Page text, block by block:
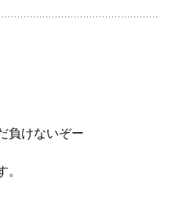
負けないぞー